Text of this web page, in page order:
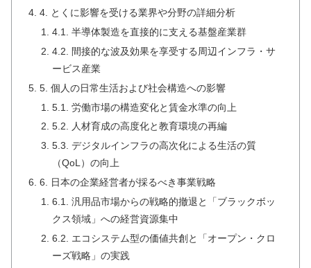
4. とくに影響を受ける業界や分野の詳細分析
4.1. 半導体製造を直接的に支える基盤産業群
4.2. 間接的な波及効果を享受する周辺インフラ・サ
ービス産業
5. 個人の日常生活および社会構造への影響
5.1. 労働市場の構造変化と賃金水準の向上
5.2. 人材育成の高度化と教育環境の再編
5.3. デジタルインフラの高次化による生活の質
（QoL）の向上
6. 日本の企業経営者が採るべき事業戦略
6.1. 汎用品市場からの戦略的撤退と「ブラックボッ
クス領域」への経営資源集中
6.2. エコシステム型の価値共創と「オープン・クロ
ーズ戦略」の実践